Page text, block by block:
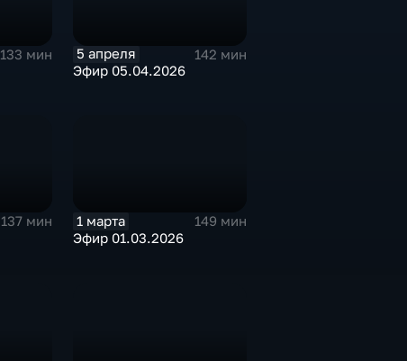
133 мин
5 апреля
142 мин
Эфир 05.04.2026
137 мин
1 марта
149 мин
Эфир 01.03.2026